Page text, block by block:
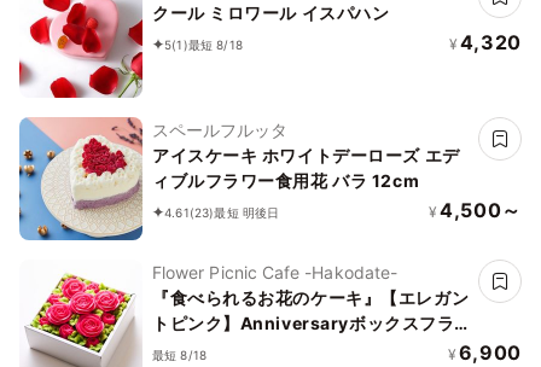
クール ミロワール イスパハン
5(1)最短 8/18 ¥ 4,320
スペールフルッタ
アイスケーキ ホワイトデーローズ エデ
ィブルフラワー食用花 バラ 12cm
4.61(23)最短 明後日 ¥ 4,500～
Flower Picnic Cafe -Hakodate-
『食べられるお花のケーキ』【エレガン
トピンク】Anniversaryボックスフラ
ワーケーキ
最短 8/18 ¥ 6,900